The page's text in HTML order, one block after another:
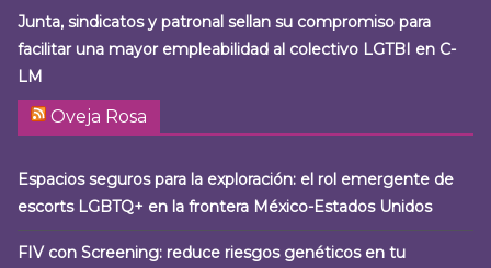
Junta, sindicatos y patronal sellan su compromiso para
facilitar una mayor empleabilidad al colectivo LGTBI en C-
LM
Oveja Rosa
Espacios seguros para la exploración: el rol emergente de
escorts LGBTQ+ en la frontera México-Estados Unidos
FIV con Screening: reduce riesgos genéticos en tu